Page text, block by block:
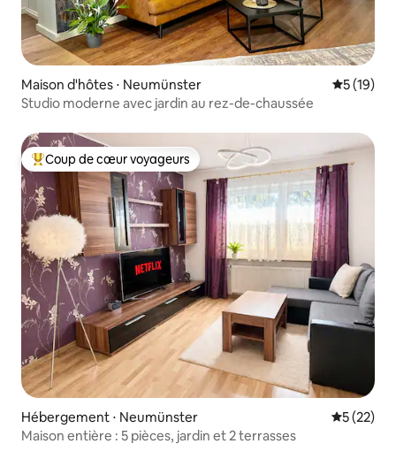
Maison d'hôtes ⋅ Neumünster
5 (19)
Studio moderne avec jardin au rez-de-chaussée
Coups de cœur voyageurs les plus appréciés
Coup de cœur voyageurs
Hébergement ⋅ Neumünster
5 (22)
Maison entière : 5 pièces, jardin et 2 terrasses